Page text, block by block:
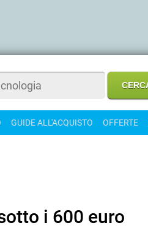
GUIDE ALL'ACQUISTO OFFERTE
i 600 euro